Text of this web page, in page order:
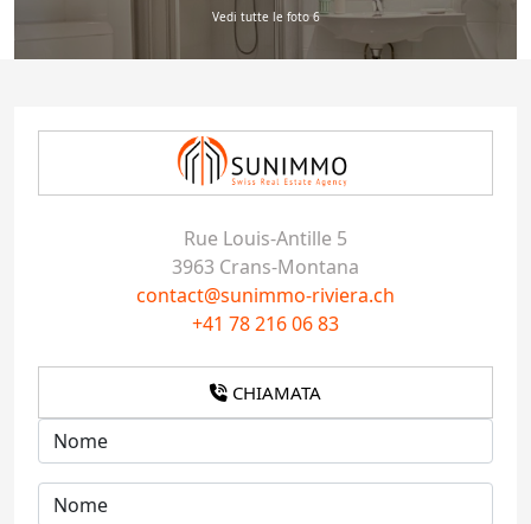
Vedi tutte le foto 6
Rue Louis-Antille 5
3963 Crans-Montana
contact@sunimmo-riviera.ch
+41 78 216 06 83
CHIAMATA